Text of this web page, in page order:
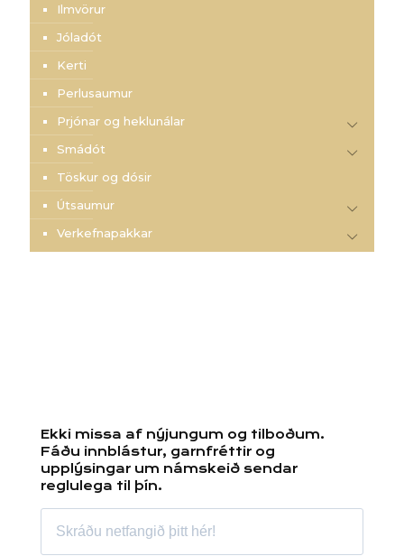
Ilmvörur
Jóladót
Kerti
Perlusaumur
Prjónar og heklunálar
Smádót
Töskur og dósir
Útsaumur
Verkefnapakkar
Ekki missa af nýjungum og tilboðum.
Fáðu innblástur, garnfréttir og
upplýsingar um námskeið sendar
reglulega til þín.